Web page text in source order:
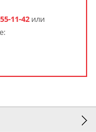
11-42 или